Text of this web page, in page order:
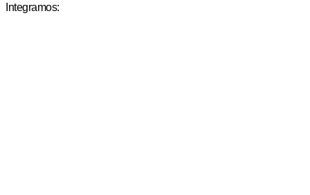
Integramos: